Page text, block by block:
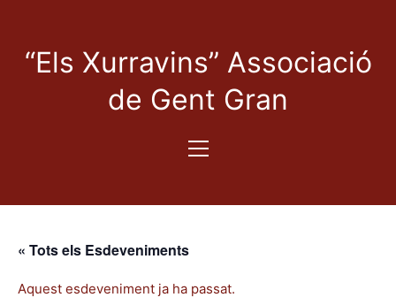
“Els Xurravins” Associació
de Gent Gran
« Tots els Esdeveniments
Aquest esdeveniment ja ha passat.